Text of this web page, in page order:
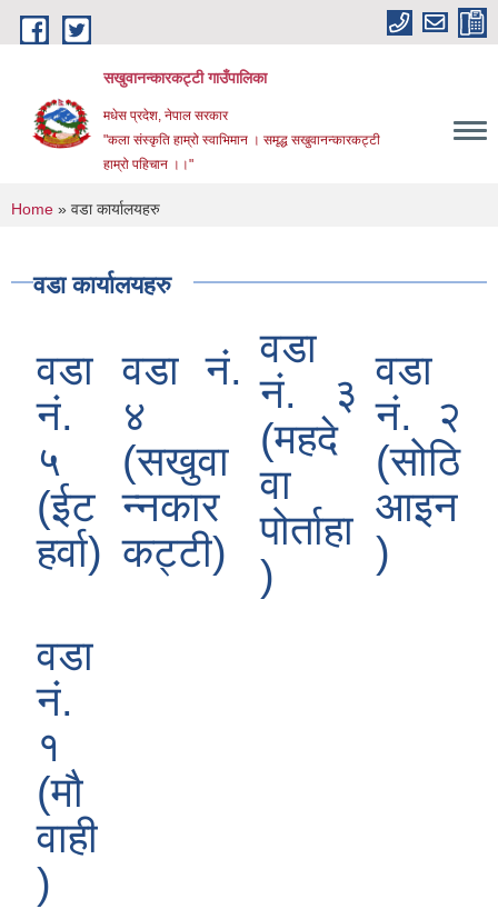
Skip to main content
सखुवानन्कारकट्टी गाउँपालिका
मधेस प्रदेश, नेपाल सरकार
"कला संस्कृति हाम्रो स्वाभिमान । समृद्ध सखुवानन्कारकट्टी
हाम्रो पहिचान ।।"
You are here
Home » वडा कार्यालयहरु
वडा कार्यालयहरु
वडा
नं.
५
(ईट
हर्वा)
वडा नं.
४
(सखुवा
न्नकार
कट्टी)
वडा
नं. ३
(महदे
वा
पोर्ताहा
)
वडा
नं. २
(सोठि
आइन
)
वडा
नं.
१
(मौ
वाही
)